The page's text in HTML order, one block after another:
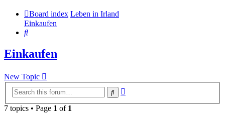
Board index Leben in Irland
Einkaufen
Search
Einkaufen
New Topic
Search
7 topics • Page 1 of 1